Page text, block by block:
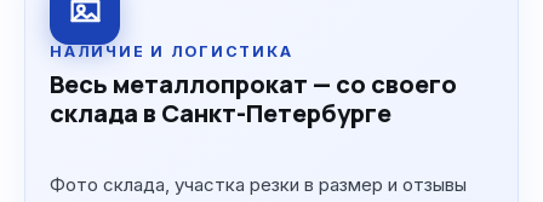
НАЛИЧИЕ И ЛОГИСТИКА
Весь металлопрокат — со своего
склада в Санкт-Петербурге
Фото склада, участка резки в размер и отзывы